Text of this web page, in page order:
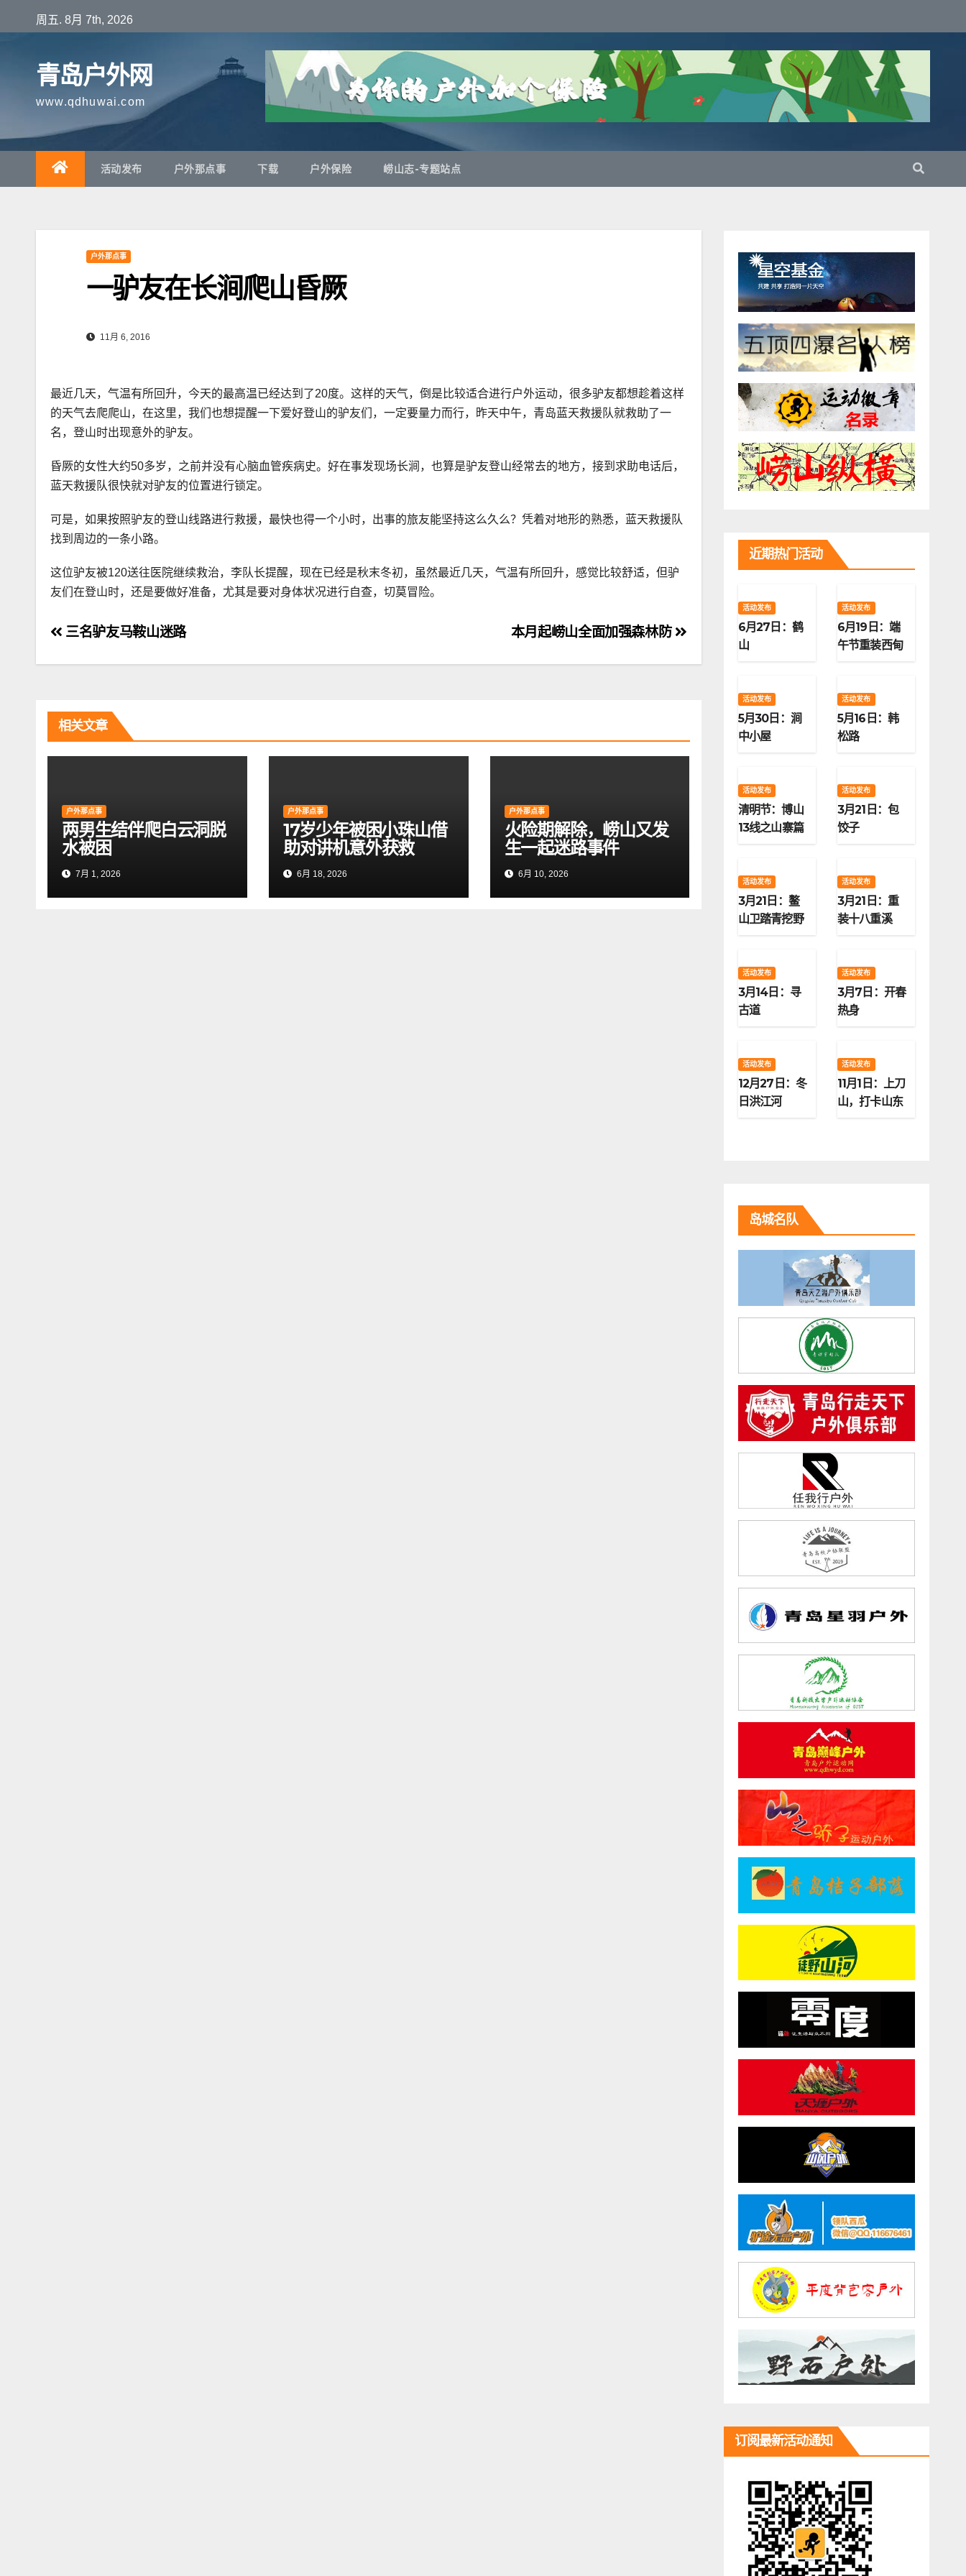
至
周五. 8月 7th, 2026
青岛户外网
www.qdhuwai.com
活动发布 户外那点事 下载 户外保险 崂山志-专题站点
户外那点事
一驴友在长涧爬山昏厥
11月 6, 2016
最近几天，气温有所回升，今天的最高温已经达到了20度。这样的天气，倒是比较适合进行户外运动，很多驴友都想趁着这样
的天气去爬爬山，在这里，我们也想提醒一下爱好登山的驴友们，一定要量力而行，昨天中午，青岛蓝天救援队就救助了一
名，登山时出现意外的驴友。
昏厥的女性大约50多岁，之前并没有心脑血管疾病史。好在事发现场长涧，也算是驴友登山经常去的地方，接到求助电话后，
蓝天救援队很快就对驴友的位置进行锁定。
可是，如果按照驴友的登山线路进行救援，最快也得一个小时，出事的旅友能坚持这么久么？凭着对地形的熟悉，蓝天救援队
找到周边的一条小路。
这位驴友被120送往医院继续救治，李队长提醒，现在已经是秋末冬初，虽然最近几天，气温有所回升，感觉比较舒适，但驴
友们在登山时，还是要做好准备，尤其是要对身体状况进行自查，切莫冒险。
文
章
航
本月起崂山全面加强森林防
三名驴友马鞍山迷路
相关文章
户外那点事
两男生结伴爬白云洞脱
水被困
7月 1, 2026
户外那点事
17岁少年被困小珠山借
助对讲机意外获救
6月 18, 2026
户外那点事
火险期解除，崂山又发
生一起迷路事件
6月 10, 2026
近期热门活动
活动发布
6月27日：鹤
山
活动发布
6月19日：端
午节重装西甸
活动发布
5月30日：涧
中小屋
活动发布
5月16日：韩
松路
活动发布
清明节：博山
13线之山寨篇
活动发布
3月21日：包
饺子
活动发布
3月21日：鳌
山卫踏青挖野
活动发布
3月21日：重
装十八重溪
活动发布
3月14日：寻
古道
活动发布
3月7日：开春
热身
活动发布
12月27日：冬
日洪江河
活动发布
11月1日：上刀
山，打卡山东
岛城名队
订阅最新活动通知